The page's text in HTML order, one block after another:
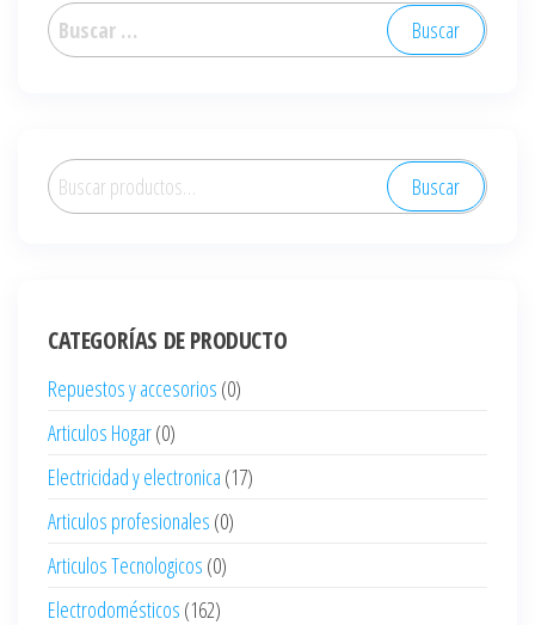
Buscar:
Buscar
por:
Buscar
CATEGORÍAS DE PRODUCTO
Repuestos y accesorios (0)
Articulos Hogar(0)
Electricidad y electronica (17)
Articulos profesionales (0)
Articulos Tecnologicos (0)
Electrodomésticos (162)